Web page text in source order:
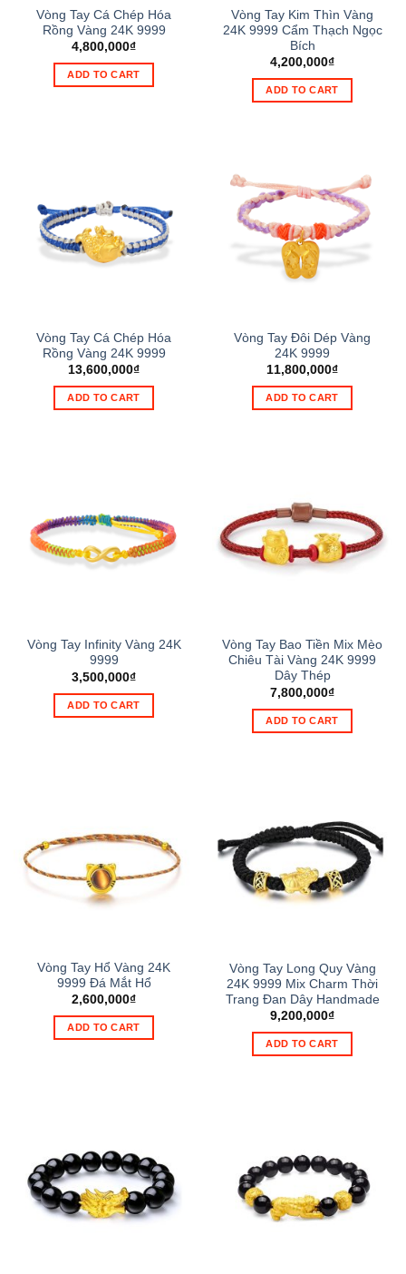
Vòng Tay Cá Chép Hóa
Rồng Vàng 24K 9999
4,800,000₫
ADD TO CART
Vòng Tay Kim Thìn Vàng
24K 9999 Cẩm Thạch Ngọc
Bích
4,200,000₫
ADD TO CART
Vòng Tay Cá Chép Hóa
Rồng Vàng 24K 9999
13,600,000₫
ADD TO CART
Vòng Tay Đôi Dép Vàng
24K 9999
11,800,000₫
ADD TO CART
Vòng Tay Infinity Vàng 24K
9999
3,500,000₫
ADD TO CART
Vòng Tay Bao Tiền Mix Mèo
Chiêu Tài Vàng 24K 9999
Dây Thép
7,800,000₫
ADD TO CART
Vòng Tay Hổ Vàng 24K
9999 Đá Mắt Hổ
2,600,000₫
ADD TO CART
Vòng Tay Long Quy Vàng
24K 9999 Mix Charm Thời
Trang Đan Dây Handmade
9,200,000₫
ADD TO CART